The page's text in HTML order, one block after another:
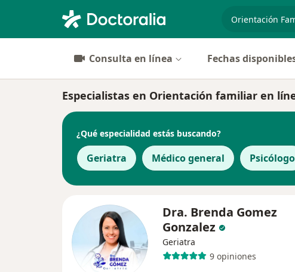
especialidad,
Consulta en línea Fechas
Especialistas en Orientación familiar en
¿Qué especialidad estás buscando?
Geriatra Médico general Psicólogo
Dra. Brenda Gomez
Gonzalez
Geriatra
9 opiniones